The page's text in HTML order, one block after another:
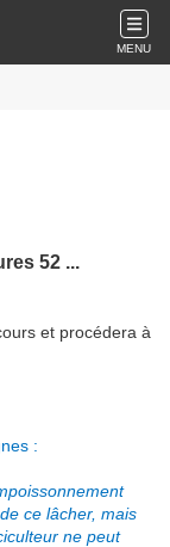
MENU
52 ...
et procédera à
:
ce lâcher, mais
ne peut